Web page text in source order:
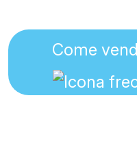
Come